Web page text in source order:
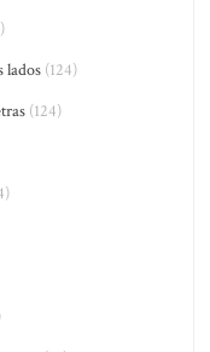
lados(124)
(124)